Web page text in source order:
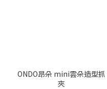
ONDO昂朵 mini雲朵造型抓
夾